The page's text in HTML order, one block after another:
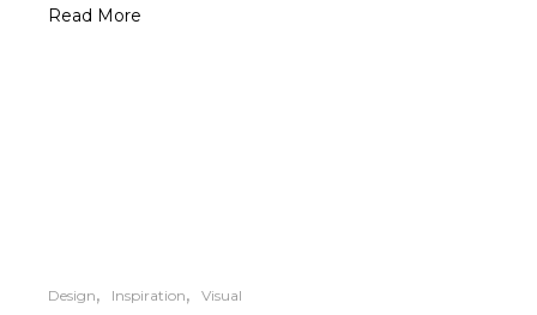
Read More
Design Inspiration Visual